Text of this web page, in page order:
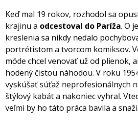
Keď mal 19 rokov, rozhodol sa
krajinu a odcestoval do Paríža. O
kreslenia sa nikdy nedalo
portrétistom a tvorcom komiksov.
móde chcel venovať už od plienok,
hodený čistou náhodou. V roku
vyskúšať súťaž neprofesionálnych
štýlový kabát a nakoniec vyhral.
veľmi by ho táto práca bavila a